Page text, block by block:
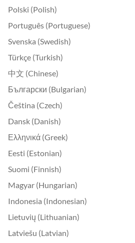
Polski (Polish)
Português (Portuguese)
Svenska (Swedish)
Türkçe (Turkish)
中文 (Chinese)
Български (Bulgarian)
Čeština (Czech)
Dansk (Danish)
Ελληνικά (Greek)
Eesti (Estonian)
Suomi (Finnish)
Magyar (Hungarian)
Indonesia (Indonesian)
Lietuvių (Lithuanian)
Latviešu (Latvian)